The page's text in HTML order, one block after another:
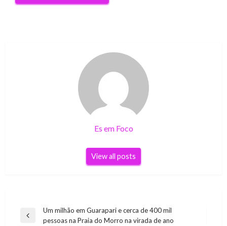
Es em Foco
View all posts
Navegação
Previous
Um milhão em Guarapari e cerca de 400 mil
pessoas na Praia do Morro na virada de ano